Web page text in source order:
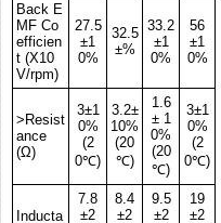
Back E
MF Co
efficien
t (X10
V/rpm)
27.5
±1
0%
32.5
±%
33.2
±1
0%
56
±1
0%
>Resist
ance
(Ω)
3±1
0%
(2
0℃)
3.2±
10%
(20
℃)
1.6
± 1
0%
(20
℃)
3±1
0%
(2
0℃)
Inducta
7.8
±2
8.4
±2
9.5
±2
19
±2